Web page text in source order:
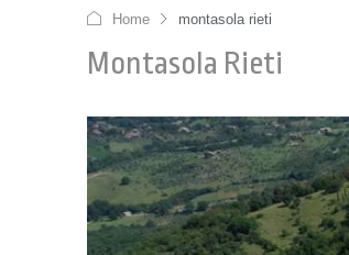
Home montasola rieti
Montasola Rieti